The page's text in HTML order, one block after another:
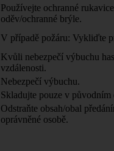
Používejte ochranné
oděv/ochranné brýle.
V případě požáru: Vykliďte
Kvůli nebezpečí výbuchu
vzdálenosti.
Nebezpečí výbuchu.
Skladujte pouze v původním
Odstraňte obsah/obal
oprávněné osobě.